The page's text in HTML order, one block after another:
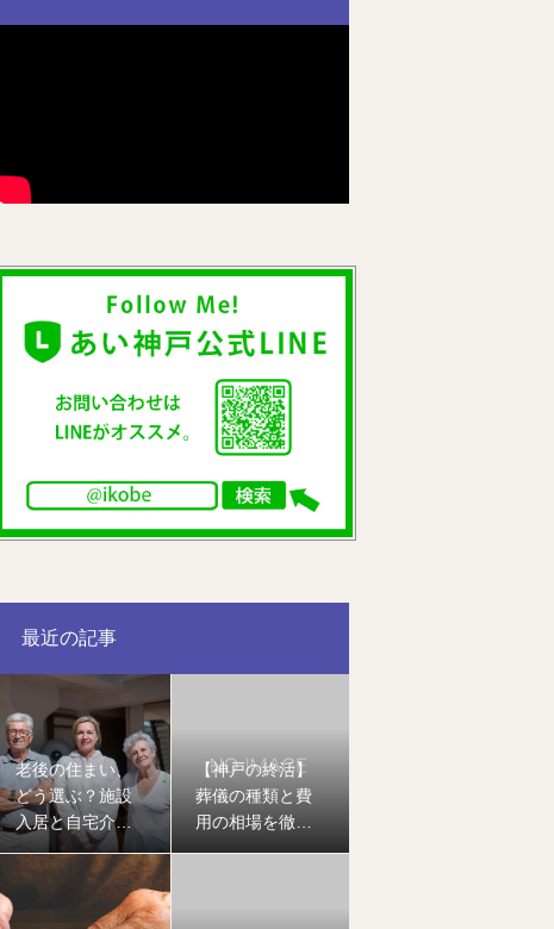
最近の記事
老後の住まい、
どう選ぶ？施設
入居と自宅介護
のメリット・デ
メリットを徹底
【神戸の終活】
葬儀の種類と費
用の相場を徹底